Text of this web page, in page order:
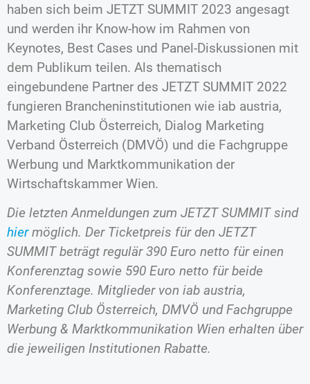
haben sich beim JETZT SUMMIT 2023 angesagt
und werden ihr Know-how im Rahmen von
Keynotes, Best Cases und Panel-Diskussionen mit
dem Publikum teilen. Als thematisch
eingebundene Partner des JETZT SUMMIT 2022
fungieren Brancheninstitutionen wie iab austria,
Marketing Club Österreich, Dialog Marketing
Verband Österreich (DMVÖ) und die Fachgruppe
Werbung und Marktkommunikation der
Wirtschaftskammer Wien.
Die letzten Anmeldungen zum JETZT SUMMIT sind
hiermöglich. Der Ticketpreis für den JETZT
SUMMIT beträgt regulär 390 Euro netto für einen
Konferenztag sowie 590 Euro netto für beide
Konferenztage. Mitglieder von iab austria,
Marketing Club Österreich, DMVÖ und Fachgruppe
Werbung & Marktkommunikation Wien erhalten über
die jeweiligen Institutionen Rabatte.